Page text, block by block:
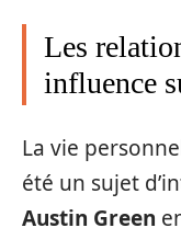
Les
influence
La vie
été un sujet
Austin Green